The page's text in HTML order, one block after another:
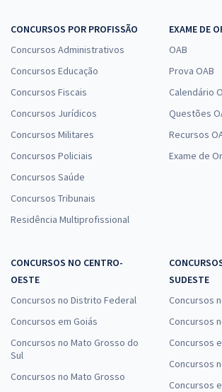
CONCURSOS POR PROFISSÃO
Concursos Administrativos
Concursos Educação
Concursos Fiscais
Concursos Jurídicos
Concursos Militares
Concursos Policiais
Concursos Saúde
Concursos Tribunais
Residência Multiprofissional
EXAME DE
OAB
Prova OAB
Calendário
Questões
Recursos
Exame de
CONCURSOS NO CENTRO-
OESTE
Concursos no Distrito Federal
Concursos em Goiás
Concursos no Mato Grosso do
Sul
Concursos no Mato Grosso
SUDESTE
Concursos
Concursos
Concursos
Concursos
Concursos